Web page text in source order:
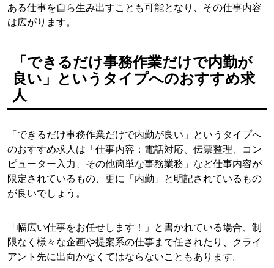
ある仕事を自ら生み出すことも可能となり、その仕事内容
は広がります。
「できるだけ事務作業だけで内勤が
良い」というタイプへのおすすめ求
人
「できるだけ事務作業だけで内勤が良い」というタイプへ
のおすすめ求人は「仕事内容：電話対応、伝票整理、コン
ピューター入力、その他簡単な事務業務」など仕事内容が
限定されているもの、更に「内勤」と明記されているもの
が良いでしょう。
「幅広い仕事をお任せします！」と書かれている場合、制
限なく様々な企画や提案系の仕事まで任されたり、クライ
アント先に出向かなくてはならないこともあります。